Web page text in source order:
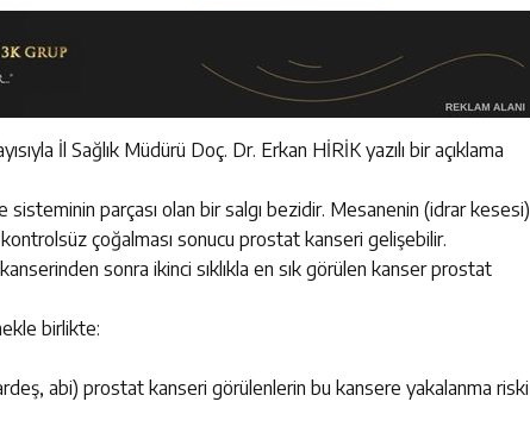
İl Sağlık Müdürü Doç. Dr. Erkan HİRİK yazılı bir açıklama
sisteminin parçası olan bir salgı bezidir. Mesanenin (idrar kesesi)
çoğalması sonucu prostat kanseri gelişebilir.
sonra ikinci sıklıkla en sık görülen kanser prostat
birlikte:
abi) prostat kanseri görülenlerin bu kansere yakalanma riski